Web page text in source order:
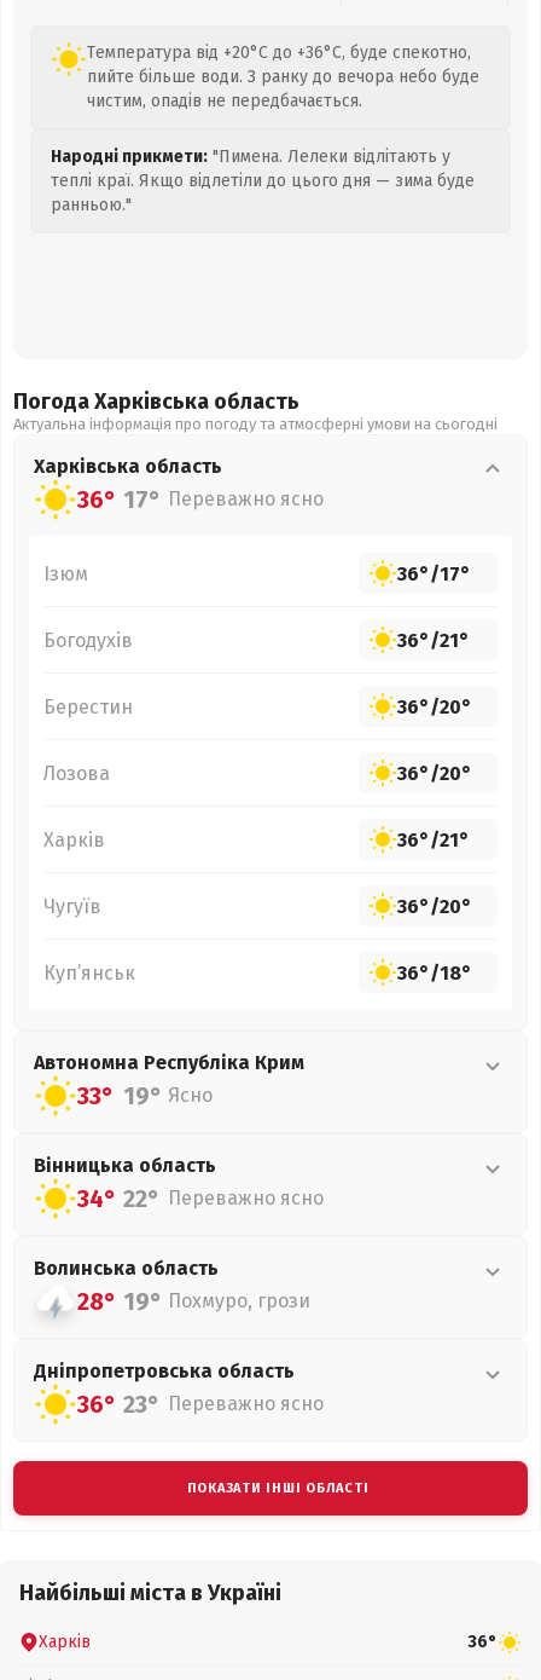
Температура від +20°C до +36°C, буде спекотно,
пийте більше води. З ранку до вечора небо буде
чистим, опадів не передбачається.
Народні прикмети: "Пимена. Лелеки відлітають у
теплі краї. Якщо відлетіли до цього дня — зима буде
ранньою."
Погода Харківська область
Актуальна інформація про погоду та атмосферні умови на сьогодні
Харківська область
36° 17° Переважно ясно
Ізюм 36°/17°
Богодухів 36°/21°
Берестин 36°/20°
Лозова 36°/20°
Харків 36°/21°
Чугуїв 36°/20°
Куп’янськ 36°/18°
Автономна Республіка Крим
33° 19° Ясно
Вінницька область
34° 22° Переважно ясно
Волинська область
28° 19° Похмуро, грози
Дніпропетровська область
36° 23° Переважно ясно
ПОКАЗАТИ ІНШІ ОБЛАСТІ
Найбільші міста в Україні
Харків 36°